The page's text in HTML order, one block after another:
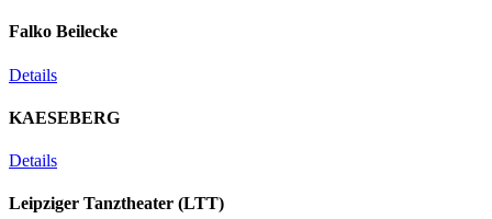
Falko Beilecke
Details
KAESEBERG
Details
Leipziger Tanztheater (LTT)